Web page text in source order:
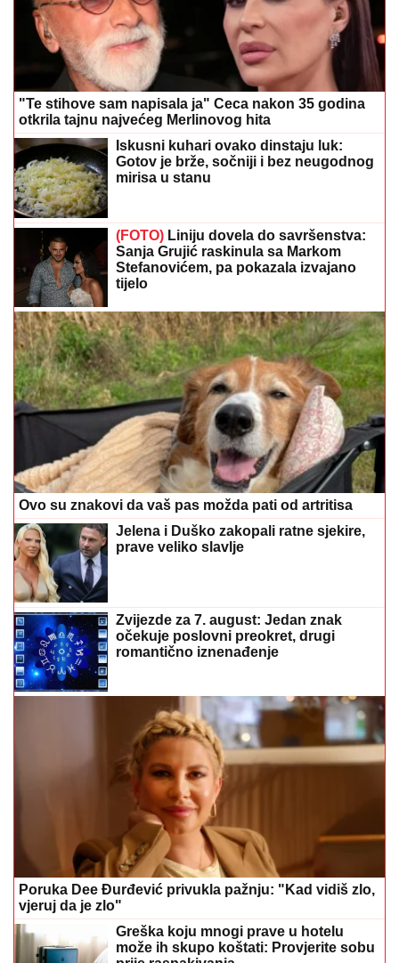
"Te stihove sam napisala ja" Ceca nakon 35 godina
otkrila tajnu najvećeg Merlinovog hita
Iskusni kuhari ovako dinstaju luk:
Gotov je brže, sočniji i bez neugodnog
mirisa u stanu
(FOTO) Liniju dovela do savršenstva:
Sanja Grujić raskinula sa Markom
Stefanovićem, pa pokazala izvajano
tijelo
Ovo su znakovi da vaš pas možda pati od artritisa
Jelena i Duško zakopali ratne sjekire,
prave veliko slavlje
Zvijezde za 7. august: Jedan znak
očekuje poslovni preokret, drugi
romantično iznenađenje
Poruka Dee Đurđević privukla pažnju: "Kad vidiš zlo,
vjeruj da je zlo"
Greška koju mnogi prave u hotelu
može ih skupo koštati: Provjerite sobu